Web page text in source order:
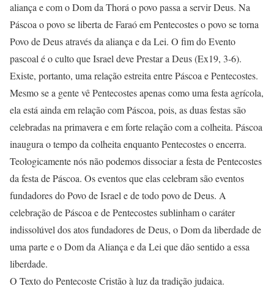
aliança e com o Dom da Thorá o povo passa a servir Deus. Na
Páscoa o povo se liberta de Faraó em Pentecostes o povo se torna
Povo de Deus através da aliança e da Lei. O fim do Evento
pascoal é o culto que Israel deve Prestar a Deus (Ex19, 3-6).
Existe, portanto, uma relação estreita entre Páscoa e Pentecostes.
Mesmo se a gente vê Pentecostes apenas como uma festa agrícola,
ela está ainda em relação com Páscoa, pois, as duas festas são
celebradas na primavera e em forte relação com a colheita. Páscoa
inaugura o tempo da colheita enquanto Pentecostes o encerra.
Teologicamente nós não podemos dissociar a festa de Pentecostes
da festa de Páscoa. Os eventos que elas celebram são eventos
fundadores do Povo de Israel e de todo povo de Deus. A
celebração de Páscoa e de Pentecostes sublinham o caráter
indissolúvel dos atos fundadores de Deus, o Dom da liberdade de
uma parte e o Dom da Aliança e da Lei que dão sentido a essa
liberdade.
O Texto do Pentecoste Cristão à luz da tradição judaica.